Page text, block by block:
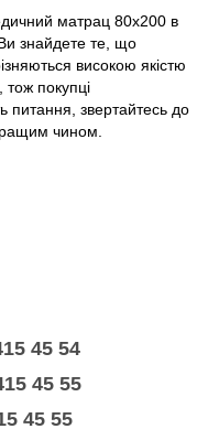
матрац 80х200 в
знайдете те, що
високою якістю
покупці
звертайтесь до
чином.
45 54
45 55
45 55